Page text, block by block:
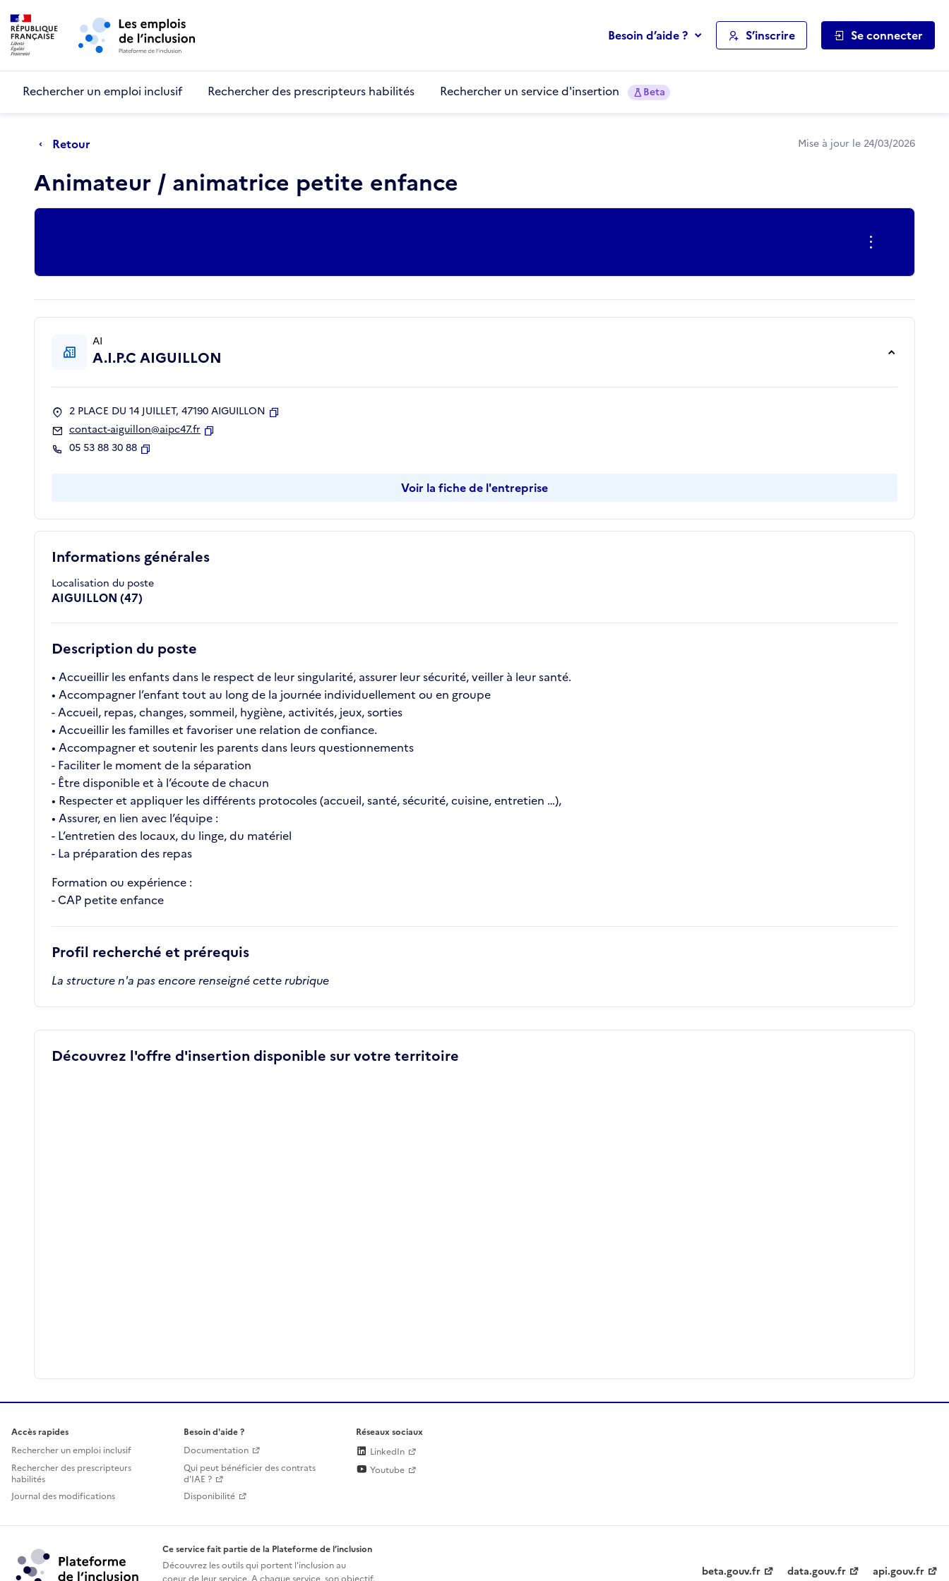
Aller au menu principal
Besoin d’aide ? S’inscrire Se connecter
Rechercher un emploi inclusif Rechercher des prescripteurs habilités Rechercher un service d'insertion Beta
Retour Mise à jour le 24/03/2026
Animateur / animatrice petite enfance
Informations générales
Localisation du poste
AIGUILLON (47)
Description du poste
• Accueillir les enfants dans le respect de leur singularité, assurer leur sécurité, veiller à leur santé.
• Accompagner l’enfant tout au long de la journée individuellement ou en groupe
- Accueil, repas, changes, sommeil, hygiène, activités, jeux, sorties
• Accueillir les familles et favoriser une relation de confiance.
• Accompagner et soutenir les parents dans leurs questionnements
- Faciliter le moment de la séparation
- Être disponible et à l’écoute de chacun
• Respecter et appliquer les différents protocoles (accueil, santé, sécurité, cuisine, entretien …),
• Assurer, en lien avec l’équipe :
- L’entretien des locaux, du linge, du matériel
- La préparation des repas
Formation ou expérience :
- CAP petite enfance
Profil recherché et prérequis
La structure n'a pas encore renseigné cette rubrique
AI
A.I.P.C AIGUILLON
2 PLACE DU 14 JUILLET, 47190 AIGUILLON
contact-aiguillon@aipc47.fr
05 53 88 30 88
Voir la fiche de l'entreprise
Découvrez l'offre d'insertion disponible sur votre territoire
Accès rapides
Rechercher un emploi inclusif
Rechercher des prescripteurs
habilités
Journal des modifications
Besoin d'aide ?
Documentation
Qui peut bénéficier des contrats
d'IAE ?
Disponibilité
Réseaux sociaux
LinkedIn
Youtube
Ce service fait partie de la Plateforme de l’inclusion
Découvrez les outils qui portent l'inclusion au
beta.gouv.fr data.gouv.fr api.gouv.fr